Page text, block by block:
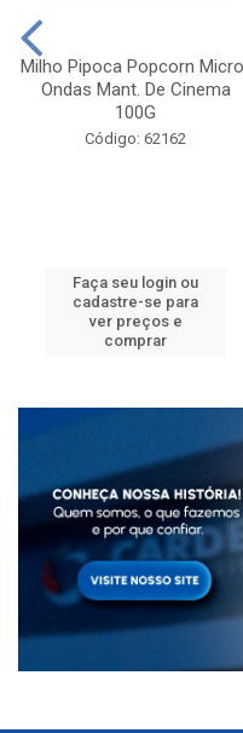
Milho Pipoca Popcorn
Ondas Mant. De Cinema
100G
Código: 62162
Faça seu login ou
cadastre-se para
ver preços e
comprar